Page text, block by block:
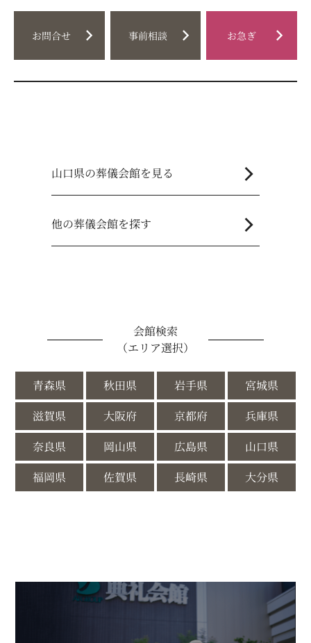
お問合せ chevron_right 事前相談 chevron_right お急ぎ chevron_right
山口県の葬儀会館を見る chevron_right
他の葬儀会館を探す chevron_right
会館検索
（エリア選択）
青森県 秋田県 岩手県
宮城県
滋賀県
大阪府 京都府
兵庫県
奈良県
岡山県 広島県
山口県
福岡県
佐賀県 長崎県 大分県